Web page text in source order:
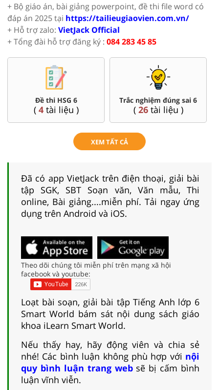
+ Bộ giáo án, bài giảng powerpoint, đề thi file word có
đáp án 2025 tại https://tailieugiaovien.com.vn/
+ Hỗ trợ zalo: VietJack Official
+ Tổng đài hỗ trợ đăng ký : 084 283 45 85
Đề thi HSG 6
( 4tài liệu )
Trắc nghiệm đúng sai 6
( 26tài liệu )
XEM TẤT CẢ
Đã có app VietJack trên điện thoại, giải bài
tập SGK, SBT Soạn văn, Văn mẫu, Thi
online, Bài giảng....miễn phí. Tải ngay ứng
dụng trên Android và iOS.
Theo dõi chúng tôi miễn phí trên mạng xã hội
facebook và youtube:
Loạt bài soạn, giải bài tập Tiếng Anh lớp 6
Smart World bám sát nội dung sách giáo
khoa iLearn Smart World.
Nếu thấy hay, hãy động viên và chia sẻ
nhé! Các bình luận không phù hợp với nội
quy bình luận trang websẽ bị cấm bình
luận vĩnh viễn.